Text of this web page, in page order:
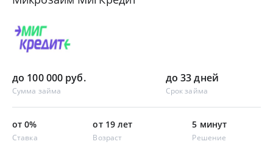
до 100 000 руб.
Сумма займа
до 33 дней
Срок займа
от 0%
Ставка
от 19 лет
Возраст
5 минут
Решение